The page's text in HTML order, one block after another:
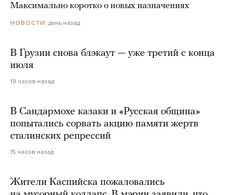
Максимально коротко о новых назначениях
НОВОСТИ день назад
В Грузии снова блэкаут — уже третий с конца
июля
19 часов назад
В Сандармохе казаки и «Русская община»
попытались сорвать акцию памяти жертв
сталинских репрессий
15 часов назад
Жители Каспийска пожаловались